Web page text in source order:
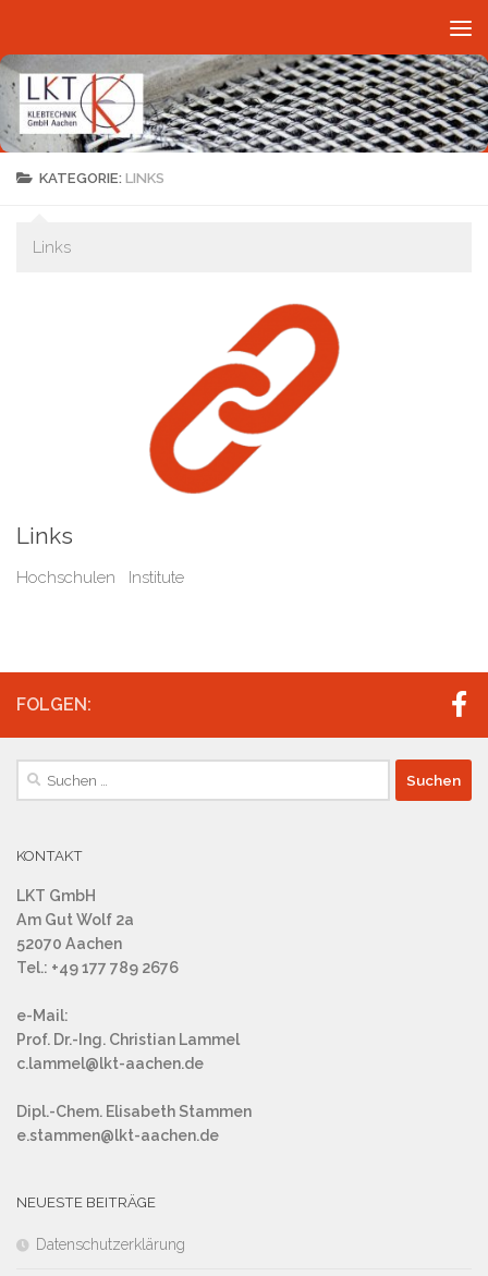
KATEGORIE:LINKS
Links
Links
Hochschulen Institute
FOLGEN:
Suchen
nach:
KONTAKT
LKT GmbH
Am Gut Wolf 2a
52070 Aachen
Tel.: +49 177 789 2676
e-Mail:
Prof. Dr.-Ing. Christian Lammel
c.lammel@lkt-aachen.de
Dipl.-Chem. Elisabeth Stammen
e.stammen@lkt-aachen.de
NEUESTE BEITRÄGE
Datenschutzerklärung